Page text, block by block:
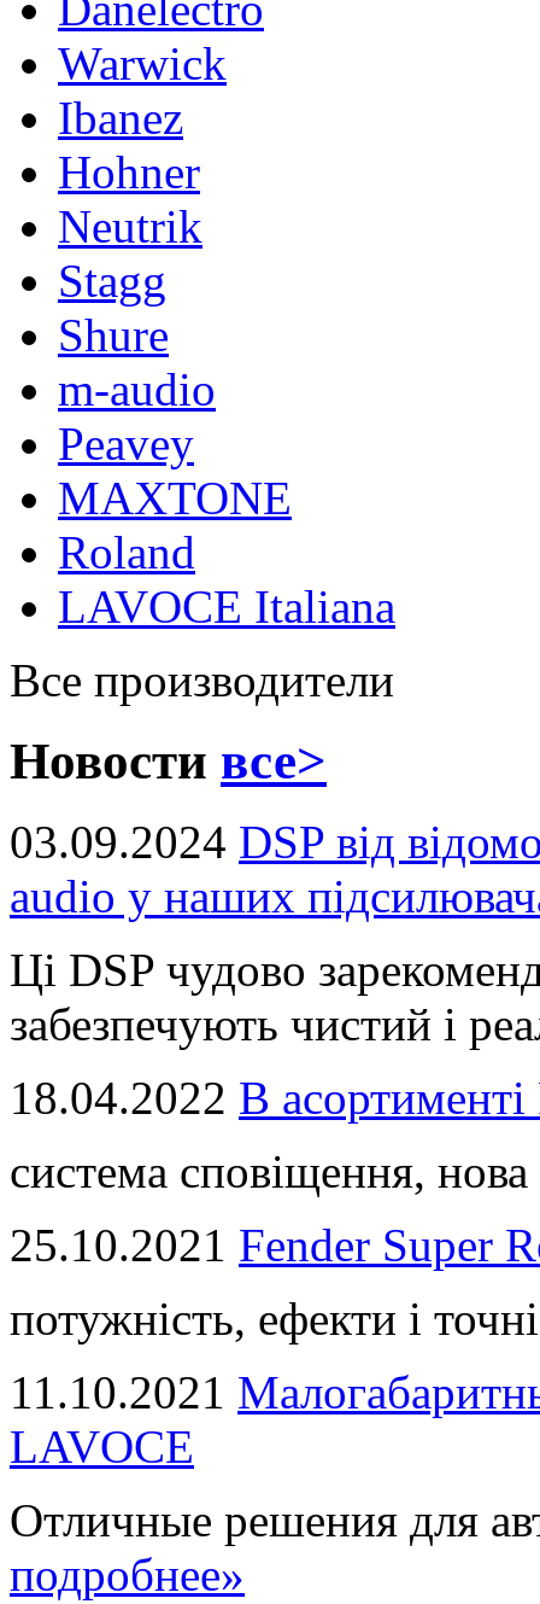
Warwick
Ibanez
Hohner
Neutrik
Stagg
Shure
m-audio
Peavey
MAXTONE
Roland
LAVOCE Italiana
Все производители
Новости все>
03.09.2024 DSP від
audio у наших
Ці DSP чудово
забезпечують чистий і
18.04.2022 В
система сповіщення,
25.10.2021 Fender Super
потужність, ефекти і
11.10.2021
LAVOCE
Отличные решения для
подробнее»